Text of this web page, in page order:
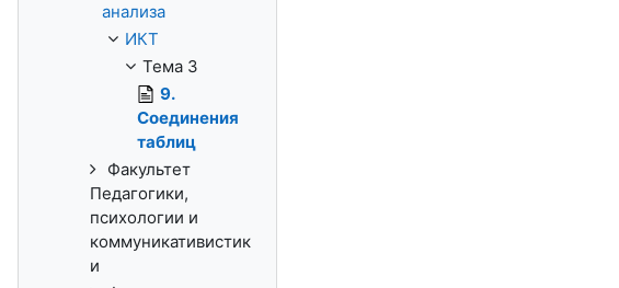
анализа
ИКТ
Тема 3
9.
Соединения
таблиц
Факультет
Педагогики,
психологии и
коммуникативистик
и